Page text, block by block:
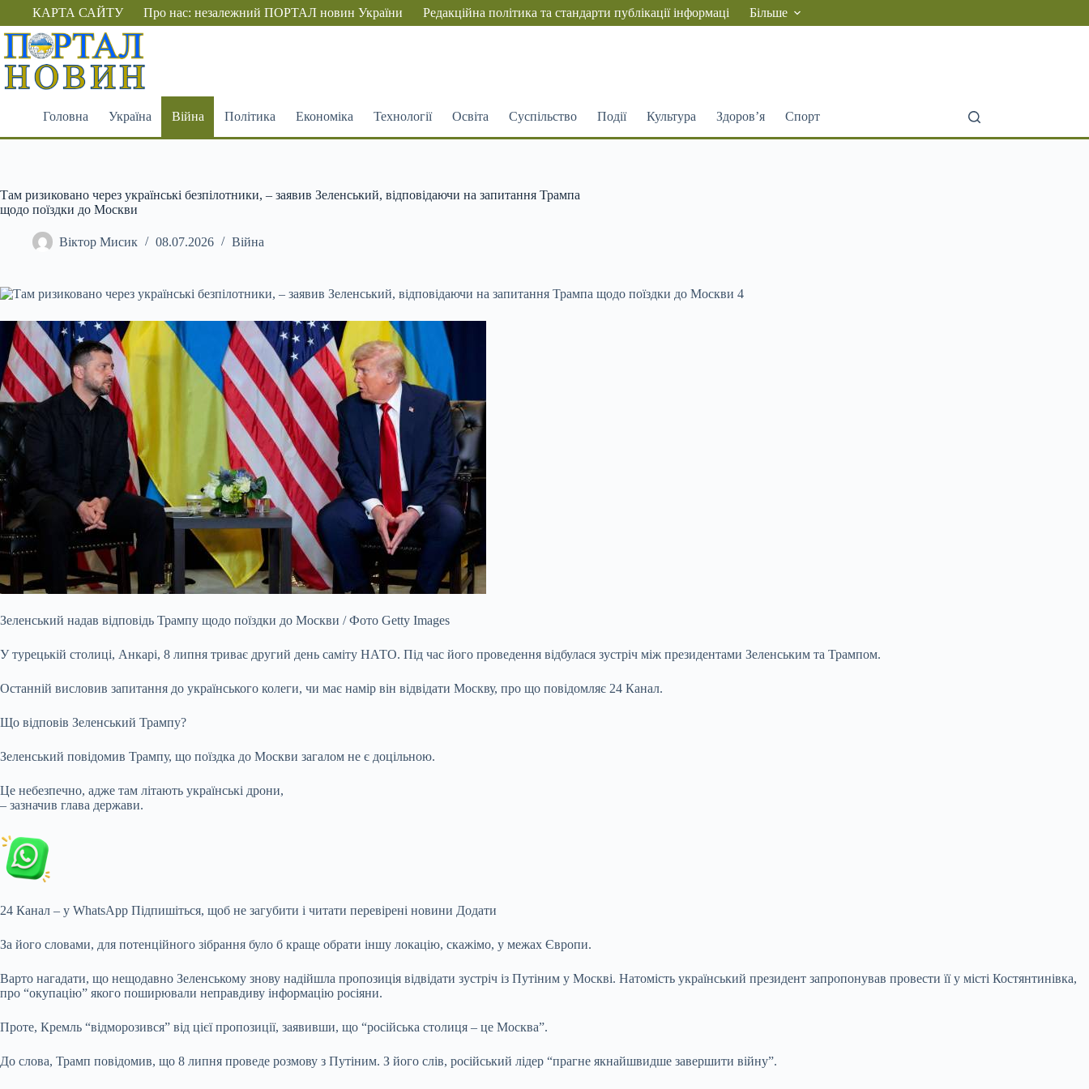
Перейти
вмісту
КАРТА САЙТУ Про нас: незалежний ПОРТАЛ новин України Редакційна політика та стандарти публікації інформаці Більше
Головна Україна Війна Політика Економіка Технології Освіта Суспільство Події Культура Здоров’я Спорт
Там ризиковано через українські безпілотники, – заявив Зеленський, відповідаючи на запитання Трампа
щодо поїздки до Москви
Віктор Мисик 08.07.2026 Війна
Зеленський надав відповідь Трампу щодо поїздки до Москви / Фото Getty Images
У турецькій столиці, Анкарі, 8 липня триває другий день саміту НАТО. Під час його проведення відбулася зустріч між президентами Зеленським та Трампом.
Останній висловив запитання до українського колеги, чи має намір він відвідати Москву, про що повідомляє 24 Канал.
Що відповів Зеленський Трампу?
Зеленський повідомив Трампу, що поїздка до Москви загалом не є доцільною.
Це небезпечно, адже там літають українські дрони,
– зазначив глава держави.
24 Канал – у WhatsApp Підпишіться, щоб не загубити і читати перевірені новини Додати
За його словами, для потенційного зібрання було б краще обрати іншу локацію, скажімо, у межах Європи.
Варто нагадати, що нещодавно Зеленському знову надійшла пропозиція відвідати зустріч із Путіним у Москві. Натомість український президент запропонував провести її у місті Костянтинівка,
про “окупацію” якого поширювали неправдиву інформацію росіяни.
Проте, Кремль “відморозився” від цієї пропозиції, заявивши, що “російська столиця – це Москва”.
До слова, Трамп повідомив, що 8 липня проведе розмову з Путіним. З його слів, російський лідер “прагне якнайшвидше завершити війну”.